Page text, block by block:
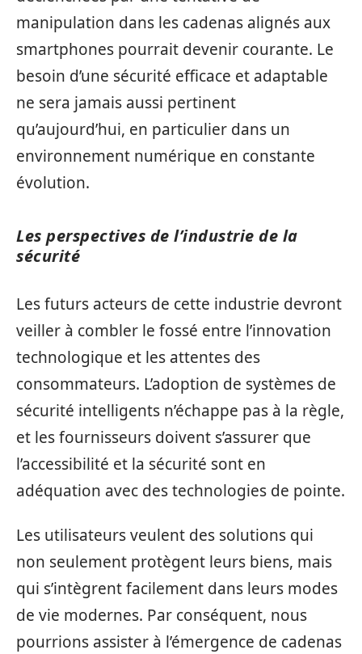
manipulation dans les cadenas alignés aux
smartphones pourrait devenir courante. Le
besoin d’une sécurité efficace et adaptable
ne sera jamais aussi pertinent
qu’aujourd’hui, en particulier dans un
environnement numérique en constante
évolution.
Les perspectives de l’industrie de la
sécurité
Les futurs acteurs de cette industrie devront
veiller à combler le fossé entre l’innovation
technologique et les attentes des
consommateurs. L’adoption de systèmes de
sécurité intelligents n’échappe pas à la règle,
et les fournisseurs doivent s’assurer que
l’accessibilité et la sécurité sont en
adéquation avec des technologies de pointe.
Les utilisateurs veulent des solutions qui
non seulement protègent leurs biens, mais
qui s’intègrent facilement dans leurs modes
de vie modernes. Par conséquent, nous
pourrions assister à l’émergence de cadenas